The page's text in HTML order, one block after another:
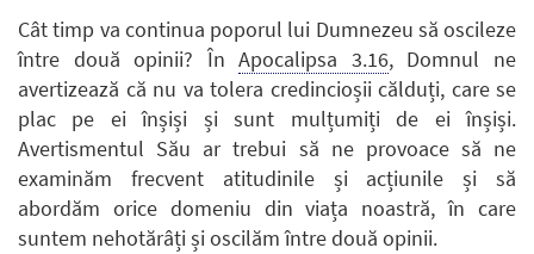
Cât timp va continua poporul lui Dumnezeu să oscileze
între două opinii? ÎnApocalipsa 3.16, Domnul ne
avertizează că nu va tolera credincioșii călduți, care se
plac pe ei înșiși și sunt mulțumiți de ei înșiși.
Avertismentul Său ar trebui să ne provoace să ne
examinăm frecvent atitudinile și acțiunile și să
abordăm orice domeniu din viața noastră, în care
suntem nehotărâți și oscilăm între două opinii.